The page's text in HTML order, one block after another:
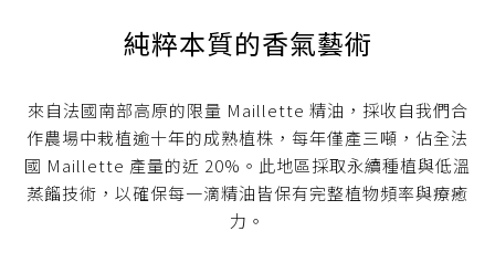
純粹本質的香氣藝術
來自法國南部高原的限量 Maillette 精油，採收自我們合
作農場中栽植逾十年的成熟植株，每年僅產三噸，佔全法
國 Maillette 產量的近 20%。此地區採取永續種植與低溫
蒸餾技術，以確保每一滴精油皆保有完整植物頻率與療癒
力。